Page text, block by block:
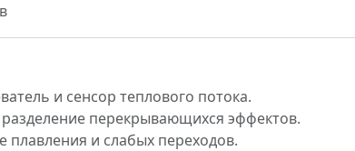
и сенсор теплового потока.
перекрывающихся эффектов.
плавления и слабых переходов.